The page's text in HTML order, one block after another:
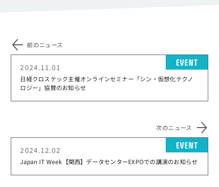
前のニュース
2024.11.01
日経クロステック主催オンラインセミナー「シン・仮想化テクノ
ロジー」協賛のお知らせ
次のニュース
2024.12.02
Japan IT Week【関西】データセンターEXPOでの講演のお知らせ